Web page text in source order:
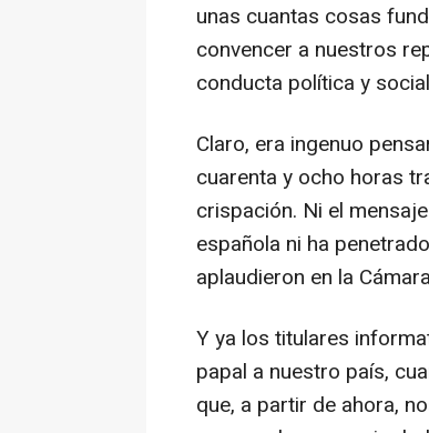
unas cuantas cosas
convencer a nuestros
conducta política y
Claro, era ingenuo
cuarenta y ocho horas
crispación. Ni el
española ni ha
aplaudieron en la
Y ya los titulares
papal a nuestro país,
que, a partir de ahora,